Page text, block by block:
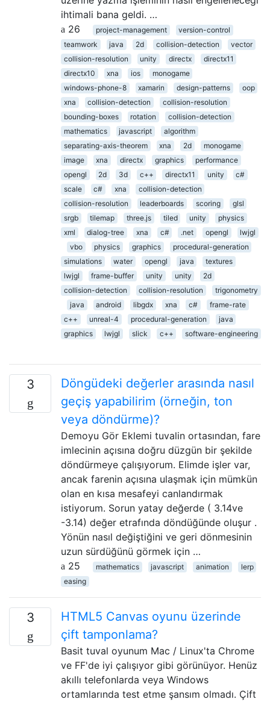
ihtimali bana geldi. …
26
project-management
version-control
teamwork
java 2d collision-detection
vector
collision-resolution
unity directx
directx11
directx10
xna ios
monogame
windows-phone-8
xamarin design-patterns
oop
xna
collision-detection
collision-resolution
bounding-boxes
rotation
collision-detection
mathematics
javascript
algorithm
separating-axis-theorem
xna 2d
monogame
image
xna directx graphics
performance
opengl
2d 3d c++ directx11 unity
c#
scale
c# xna
collision-detection
collision-resolution
leaderboards scoring
glsl
srgb
tilemap three.js tiled unity
physics
xml
dialog-tree xna c# .net opengl
lwjgl
vbo
physics graphics
procedural-generation
simulations
water opengl java
textures
lwjgl
frame-buffer unity unity
2d
collision-detection
collision-resolution
trigonometry
java
android libgdx xna c#
frame-rate
c++
unreal-4 procedural-generation
java
graphics
lwjgl slick c++ software-engineering
3
Döngüdeki değerler arasında nasıl
geçiş yapabilirim (örneğin, ton
veya döndürme)?
Demoyu Gör Eklemi tuvalin ortasından, fare
imlecinin açısına doğru düzgün bir şekilde
döndürmeye çalışıyorum. Elimde işler var,
ancak farenin açısına ulaşmak için mümkün
olan en kısa mesafeyi canlandırmak
istiyorum. Sorun yatay değerde ( 3.14ve
-3.14) değer etrafında döndüğünde oluşur .
Yönün nasıl değiştiğini ve geri dönmesinin
uzun sürdüğünü görmek için …
25
mathematics javascript animation
lerp
easing
3
HTML5 Canvas oyunu üzerinde
çift tamponlama?
Basit tuval oyunum Mac / Linux'ta Chrome
ve FF'de iyi çalışıyor gibi görünüyor. Henüz
akıllı telefonlarda veya Windows
ortamlarında test etme şansım olmadı. Çift